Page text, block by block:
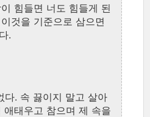
힘들면 너도 힘들게 된
것을 기준으로 삼으면
.
다. 속 끓이지 말고 살아
애태우고 참으며 제 속을